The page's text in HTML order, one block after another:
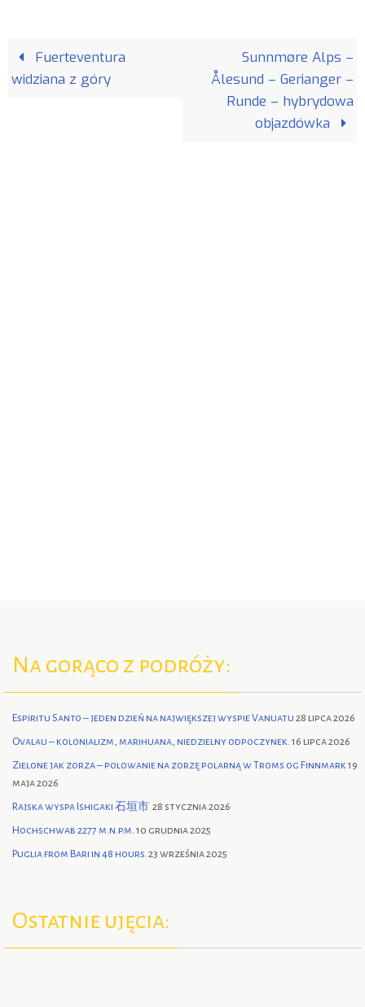
Fuerteventura
widziana z góry
Sunnmøre Alps –
Ålesund – Gerianger –
Runde – hybrydowa
objazdówka
Na gorąco z podróży:
Espiritu Santo – jeden dzień na największej wyspie Vanuatu 28 lipca 2026
Ovalau – kolonializm, marihuana, niedzielny odpoczynek. 16 lipca 2026
Zielone jak zorza – polowanie na zorzę polarną w Troms og Finnmark19
maja 2026
Rajska wyspa Ishigaki 石垣市 28 stycznia 2026
Hochschwab 2277 m.n.p.m. 10 grudnia 2025
Puglia from Bari in 48 hours. 23 września 2025
Ostatnie ujęcia: